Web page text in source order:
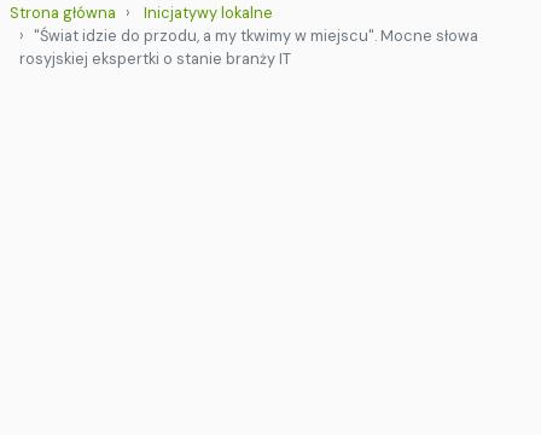
Strona główna
Inicjatywy lokalne
"Świat idzie do przodu, a my tkwimy w miejscu". Mocne słowa
rosyjskiej ekspertki o stanie branży IT